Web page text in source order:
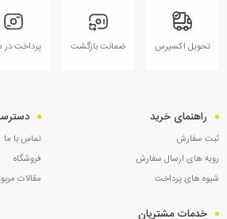
تحویل اکسپرس ضمانت بازگشت پرداخت
راهنمای خرید
ثبت سفارش
رویه های ارسال سفارش
شیوه های پرداخت
تماس با ما
فروشگاه
مقالات
خدمات مشتریان